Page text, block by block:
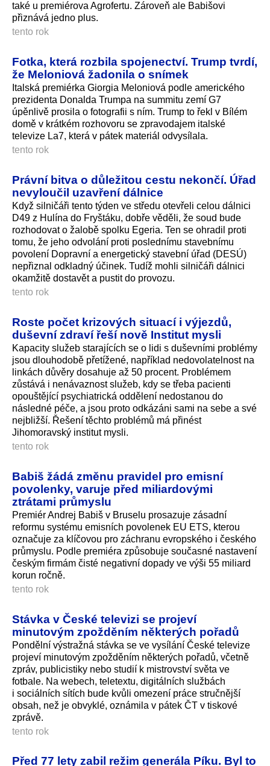
také u premiérova Agrofertu. Zároveň ale Babišovi
přiznává jedno plus.
tento rok
Fotka, která rozbila spojenectví. Trump tvrdí,
že Meloniová žadonila o snímek
Italská premiérka Giorgia Meloniová podle amerického
prezidenta Donalda Trumpa na summitu zemí G7
úpěnlivě prosila o fotografii s ním. Trump to řekl v Bílém
domě v krátkém rozhovoru se zpravodajem italské
televize La7, která v pátek materiál odvysílala.
tento rok
Právní bitva o důležitou cestu nekončí. Úřad
nevyloučil uzavření dálnice
Když silničáři tento týden ve středu otevřeli celou dálnici
D49 z Hulína do Fryštáku, dobře věděli, že soud bude
rozhodovat o žalobě spolku Egeria. Ten se ohradil proti
tomu, že jeho odvolání proti poslednímu stavebnímu
povolení Dopravní a energetický stavební úřad (DESÚ)
nepřiznal odkladný účinek. Tudíž mohli silničáři dálnici
okamžitě dostavět a pustit do provozu.
tento rok
Roste počet krizových situací i výjezdů,
duševní zdraví řeší nově Institut mysli
Kapacity služeb starajících se o lidi s duševními problémy
jsou dlouhodobě přetížené, například nedovolatelnost na
linkách důvěry dosahuje až 50 procent. Problémem
zůstává i nenávaznost služeb, kdy se třeba pacienti
opouštějící psychiatrická oddělení nedostanou do
následné péče, a jsou proto odkázáni sami na sebe a své
nejbližší. Řešení těchto problémů má přinést
Jihomoravský institut mysli.
tento rok
Babiš žádá změnu pravidel pro emisní
povolenky, varuje před miliardovými
ztrátami průmyslu
Premiér Andrej Babiš v Bruselu prosazuje zásadní
reformu systému emisních povolenek EU ETS, kterou
označuje za klíčovou pro záchranu evropského i českého
průmyslu. Podle premiéra způsobuje současné nastavení
českým firmám čisté negativní dopady ve výši 55 miliard
korun ročně.
tento rok
Stávka v České televizi se projeví
minutovým zpožděním některých pořadů
Pondělní výstražná stávka se ve vysílání České televize
projeví minutovým zpožděním některých pořadů, včetně
zpráv, publicistiky nebo studií k mistrovství světa ve
fotbale. Na webech, teletextu, digitálních službách
i sociálních sítích bude kvůli omezení práce stručnější
obsah, než je obvyklé, oznámila v pátek ČT v tiskové
zprávě.
tento rok
Před 77 lety zabil režim generála Píku. Byl to